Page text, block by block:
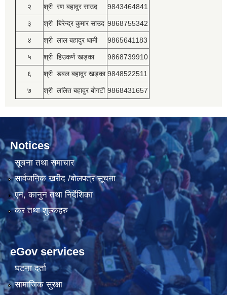
२ श्री रण बहादुर साउद 9843464841
३ श्री बिरेन्द्र कुमार साउद 9868755342
४ श्री लाल बहादुर धामी 9865641183
५ श्री हिउकर्ण खड्का 9868739910
६ श्री डबल बहादुर खड्का 9848522511
७ श्री ललित बहादुर बोगटी 9868431657
Notices
सूचना तथा समाचार
सार्वजनिक खरीद /बोलपत्र सूचना
एन, कानुन तथा निर्देशिका
कर तथा शुल्कहरु
eGov services
घटना दर्ता
सामाजिक सुरक्षा